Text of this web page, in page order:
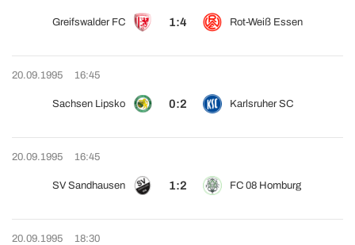
Greifswalder FC 1:4 Rot-Weiß Essen
20.09.1995 16:45
Sachsen Lipsko 0:2 Karlsruher SC
20.09.1995 16:45
SV Sandhausen 1:2 FC 08 Homburg
20.09.1995 18:30